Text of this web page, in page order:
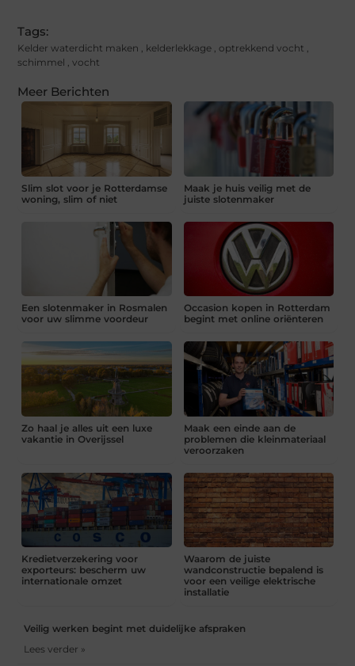
Tags:
Kelder waterdicht maken , kelderlekkage , optrekkend vocht ,
schimmel ,vocht
Meer Berichten
Slim slot voor je Rotterdamse
woning, slim of niet
Maak je huis veilig met de
juiste slotenmaker
Een slotenmaker in Rosmalen
voor uw slimme voordeur
Occasion kopen in Rotterdam
begint met online oriënteren
Zo haal je alles uit een luxe
vakantie in Overijssel
Maak een einde aan de
problemen die kleinmateriaal
veroorzaken
Kredietverzekering voor
exporteurs: bescherm uw
internationale omzet
Waarom de juiste
wandconstructie bepalend is
voor een veilige elektrische
installatie
Veilig werken begint met duidelijke afspraken
Lees verder »